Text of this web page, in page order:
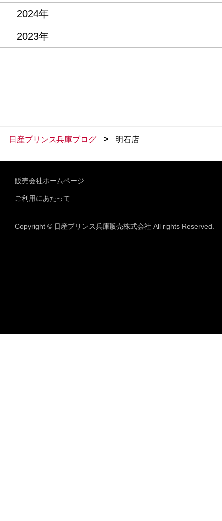
2024年
2023年
日産プリンス兵庫ブログ > 明石店
販売会社ホームページ
ご利用にあたって
Copyright © 日産プリンス兵庫販売株式会社 All rights Reserved.